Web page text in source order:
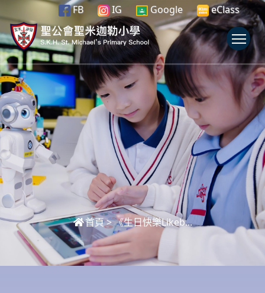
FB IG Google eClass
首頁>《生日快樂Likeb...